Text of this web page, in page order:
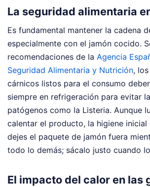
La seguridad alimentaria
Es fundamental mantener la cadena
especialmente con el jamón cocido.
recomendaciones de la Agencia
Seguridad Alimentaria y Nutrición,
cárnicos listos para el consumo
siempre en refrigeración para evitar
patógenos como la Listeria. Aunque
calentar el producto, la higiene inicial
dejes el paquete de jamón fuera
todo lo demás; sácalo justo cuando
El impacto del calor en las